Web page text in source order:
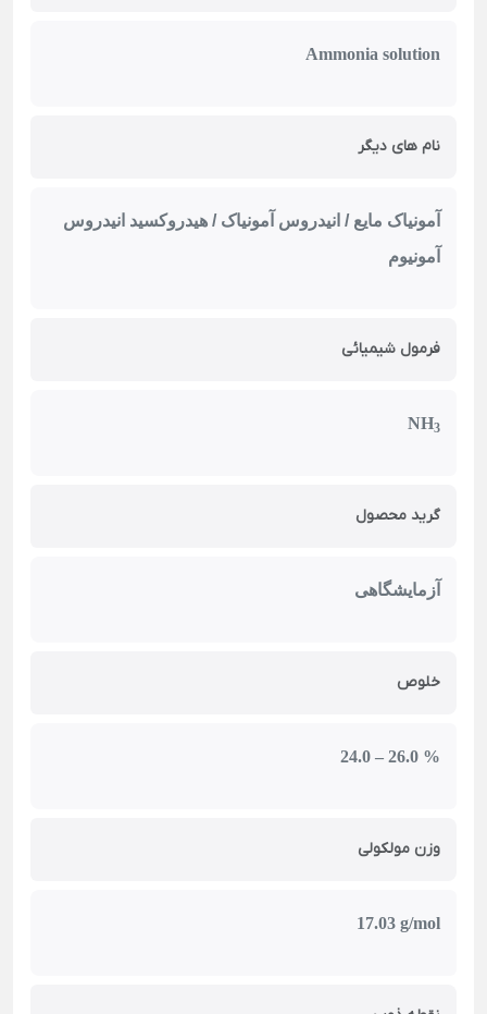
Ammonia solution
نام های دیگر
آمونیاک مایع / انیدروس آمونیاک / هیدروکسید انیدروس
آمونیوم
فرمول شیمیائی
NH3
گرید محصول
آزمایشگاهی
خلوص
24.0 – 26.0 %
وزن مولکولی
17.03 g/mol